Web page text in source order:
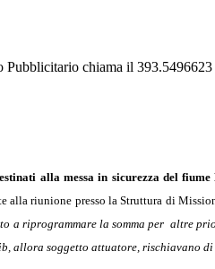
Pubblicitario chiama il 393.5496623
alla messa in sicurezza del
alla riunione presso la Struttura di
a riprogrammare la somma per altre
allora soggetto attuatore, rischiavano di